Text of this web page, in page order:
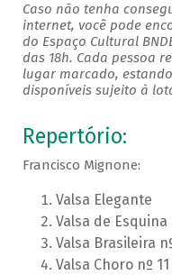
Caso não tenha
internet, você pode
do Espaço Cultural
das 18h. Cada pessoa
lugar marcado,
disponíveis sujeito à
Repertório:
Francisco Mignone:
Valsa Elegante
Valsa de Esquina
Valsa Brasileira
Valsa Choro nº 11